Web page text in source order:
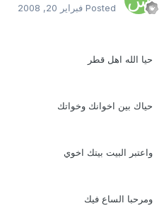
Posted فبراير 20, 2008
حيا الله اهل قطر
حياك بين اخوانك وخواتك
واعتبر البيت بيتك اخوي
ومرحبا الساع فيك